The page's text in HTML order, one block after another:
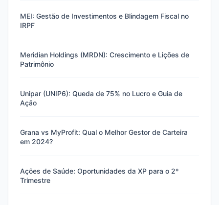
MEI: Gestão de Investimentos e Blindagem Fiscal no
IRPF
Meridian Holdings (MRDN): Crescimento e Lições de
Patrimônio
Unipar (UNIP6): Queda de 75% no Lucro e Guia de
Ação
Grana vs MyProfit: Qual o Melhor Gestor de Carteira
em 2024?
Ações de Saúde: Oportunidades da XP para o 2º
Trimestre